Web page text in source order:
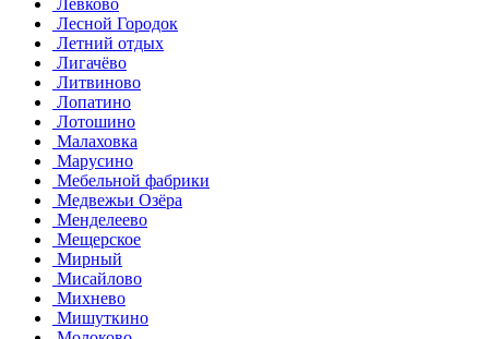
Лесной Городок
Летний отдых
Лигачёво
Литвиново
Лопатино
Лотошино
Малаховка
Марусино
Мебельной фабрики
Медвежьи Озёра
Менделеево
Мещерское
Мирный
Мисайлово
Михнево
Мишуткино